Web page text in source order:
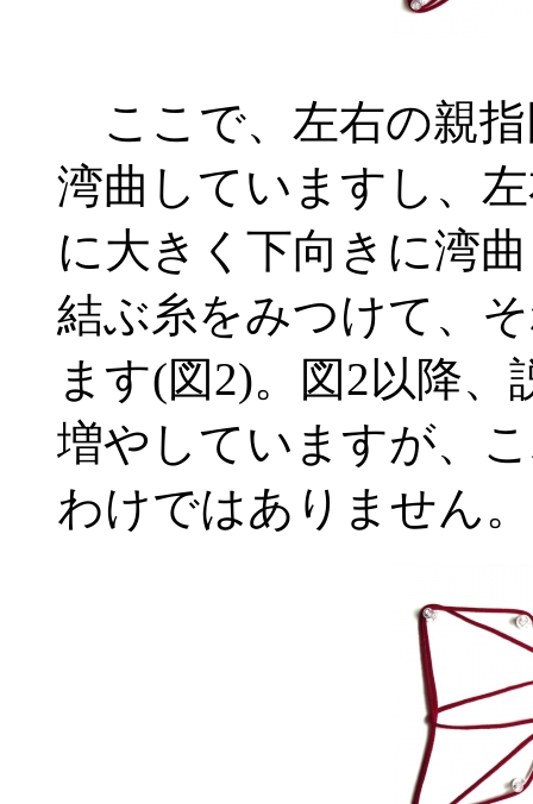
ここで、左右の親
湾曲していますし、
に大きく下向きに湾
結ぶ糸をみつけて、
ます(図2)。図2以降
増やしていますが、
わけではありません。